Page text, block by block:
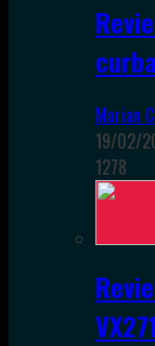
Marian
19/02/
1278